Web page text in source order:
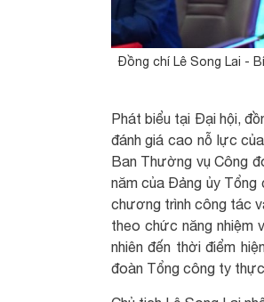
Đồng chí Lê Song Lai -
Phát biểu tại Đại hội,
đánh giá cao nỗ lực
Ban Thường vụ Công
năm của Đảng ủy
chương trình công tác
theo chức năng nhiệm
nhiên đến thời điểm
đoàn Tổng công ty